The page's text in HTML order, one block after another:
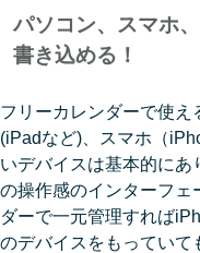
パソコン、スマホ
書き込める！
フリーカレンダーで使え
(iPadなど)、スマホ（
いデバイスは基本的にあ
の操作感のインターフェ
ダーで一元管理すれば
のデバイスをもっていて